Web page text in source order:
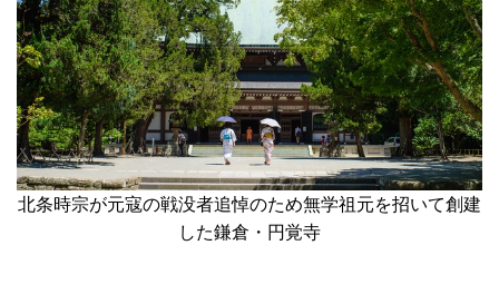
北条時宗が元寇の戦没者追悼のため無学祖元を招いて創建
した鎌倉・円覚寺